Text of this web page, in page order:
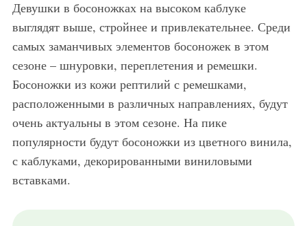
Девушки в босоножках на высоком каблуке
выглядят выше, стройнее и привлекательнее. Среди
самых заманчивых элементов босоножек в этом
сезоне – шнуровки, переплетения и ремешки.
Босоножки из кожи рептилий с ремешками,
расположенными в различных направлениях, будут
очень актуальны в этом сезоне. На пике
популярности будут босоножки из цветного винила,
с каблуками, декорированными виниловыми
вставками.